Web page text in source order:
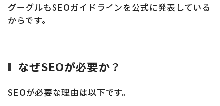
グーグルもSEOガイドラインを公式に発表している
からです。
なぜSEOが必要か？
SEOが必要な理由は以下です。